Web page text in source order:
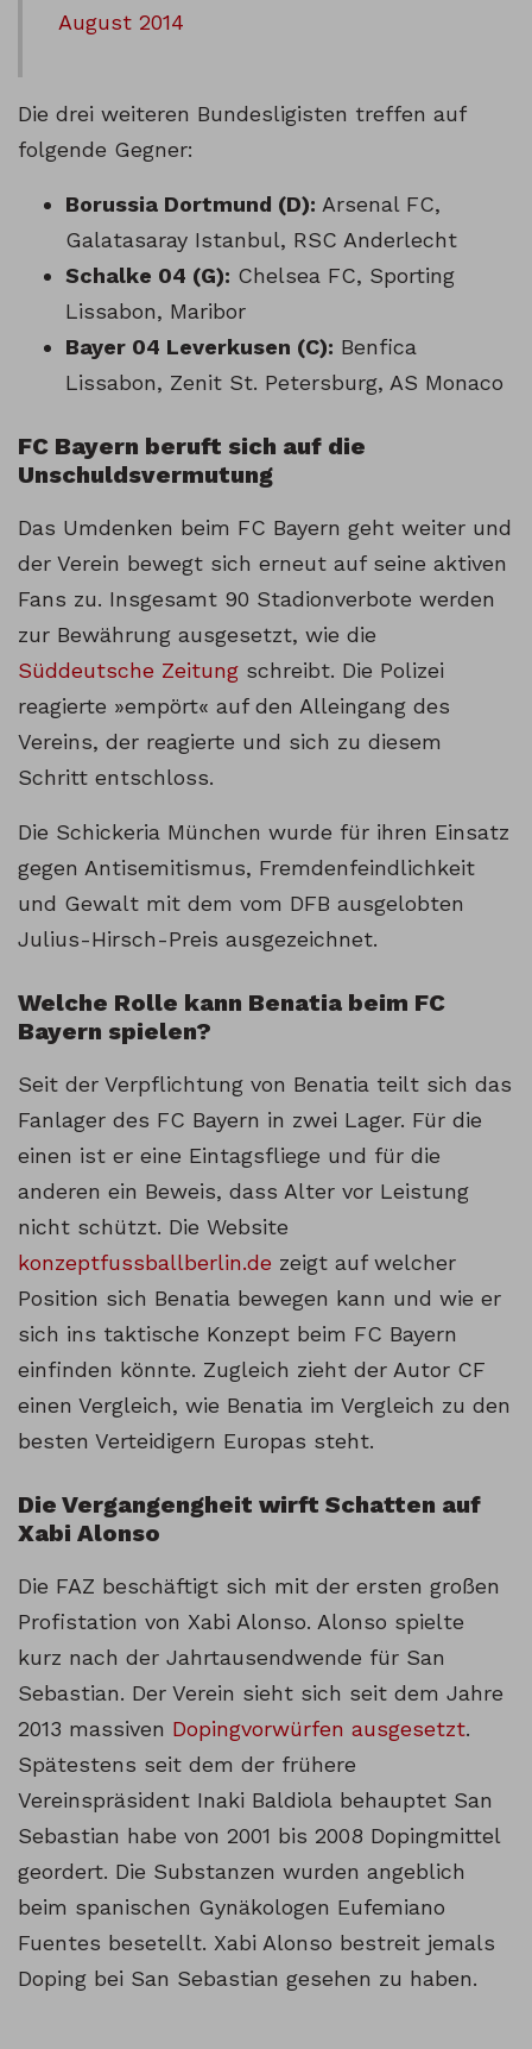
August 2014
Die drei weiteren Bundesligisten treffen auf
folgende Gegner:
Borussia Dortmund (D): Arsenal FC,
Galatasaray Istanbul, RSC Anderlecht
Schalke 04 (G): Chelsea FC, Sporting
Lissabon, Maribor
Bayer 04 Leverkusen (C): Benfica
Lissabon, Zenit St. Petersburg, AS Monaco
FC Bayern beruft sich auf die
Unschuldsvermutung
Das Umdenken beim FC Bayern geht weiter und
der Verein bewegt sich erneut auf seine aktiven
Fans zu. Insgesamt 90 Stadionverbote werden
zur Bewährung ausgesetzt, wie die
Süddeutsche Zeitung schreibt. Die Polizei
reagierte »empört« auf den Alleingang des
Vereins, der reagierte und sich zu diesem
Schritt entschloss.
Die Schickeria München wurde für ihren Einsatz
gegen Antisemitismus, Fremdenfeindlichkeit
und Gewalt mit dem vom DFB ausgelobten
Julius-Hirsch-Preis ausgezeichnet.
Welche Rolle kann Benatia beim FC
Bayern spielen?
Seit der Verpflichtung von Benatia teilt sich das
Fanlager des FC Bayern in zwei Lager. Für die
einen ist er eine Eintagsfliege und für die
anderen ein Beweis, dass Alter vor Leistung
nicht schützt. Die Website
konzeptfussballberlin.de zeigt auf welcher
Position sich Benatia bewegen kann und wie er
sich ins taktische Konzept beim FC Bayern
einfinden könnte. Zugleich zieht der Autor CF
einen Vergleich, wie Benatia im Vergleich zu den
besten Verteidigern Europas steht.
Die Vergangengheit wirft Schatten auf
Xabi Alonso
Die FAZ beschäftigt sich mit der ersten großen
Profistation von Xabi Alonso. Alonso spielte
kurz nach der Jahrtausendwende für San
Sebastian. Der Verein sieht sich seit dem Jahre
2013 massiven Dopingvorwürfen ausgesetzt.
Spätestens seit dem der frühere
Vereinspräsident Inaki Baldiola behauptet San
Sebastian habe von 2001 bis 2008 Dopingmittel
geordert. Die Substanzen wurden angeblich
beim spanischen Gynäkologen Eufemiano
Fuentes besetellt. Xabi Alonso bestreit jemals
Doping bei San Sebastian gesehen zu haben.